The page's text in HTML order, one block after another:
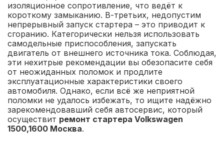
изоляционное сопротивление, что ведёт к
короткому замыканию. В-третьих, недопустим
непрерывный запуск стартера – это приводит к
сгоранию. Категорически нельзя использовать
самодельные приспособления, запускать
двигатель от внешнего источника тока. Соблюдая,
эти нехитрые рекомендации вы обезопасите себя
от неожиданных поломок и продлите
эксплуатационные характеристики своего
автомобиля. Однако, если всё же неприятной
поломки не удалось избежать, то ищите надёжно
зарекомендовавший себя автосервис, который
осуществит ремонт стартера Volkswagen
1500,1600 Москва.